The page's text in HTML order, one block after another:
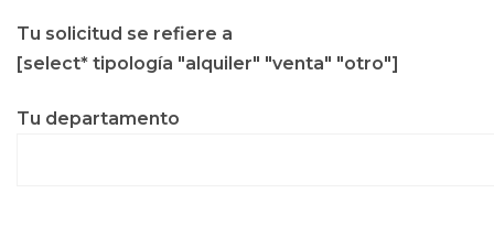
Tu solicitud se refiere a
[select* tipología "alquiler" "venta" "otro"]
Tu departamento